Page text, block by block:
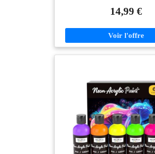
HAUTEMENT PIGMENTÉ &
Couleurs intenses et brillantes avec
variantes : teintes classiques,
néons. Mélangeable et prêt à
toile, papier, bois, carton, pierre,
modeler, tissu, etc. Idéal pour le
techniques mixtes, le bricolage et l'art
pour les loisirs et les artistes : qualité
des techniques créatives, des détails
structurels ou des applications de
superficielles. Idéal pour les débutants,
les créateurs créatifs.
14,99 €